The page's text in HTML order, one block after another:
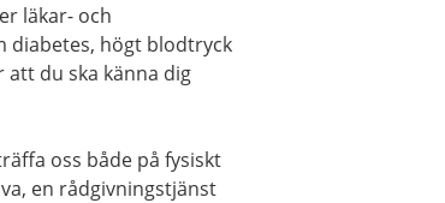
läkar- och
diabetes, högt blodtryck
att du ska känna dig
oss både på fysiskt
en rådgivningstjänst